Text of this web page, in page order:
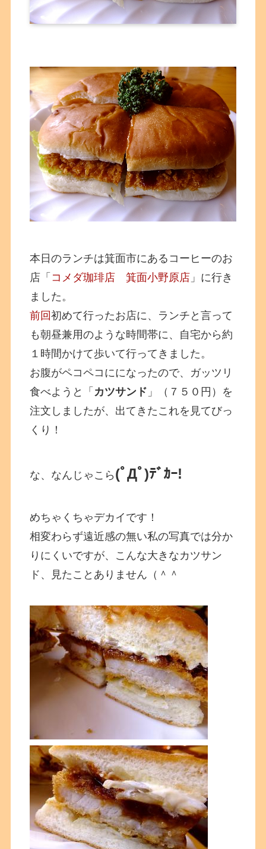
本日のランチは箕面市にあるコーヒーのお
店「 コメダ珈琲店 箕面小野原店 」に行き
ました。
前回初めて行ったお店に、ランチと言って
も朝昼兼用のような時間帯に、自宅から約
１時間かけて歩いて行ってきました。
お腹がペコペコにになったので、ガッツリ
食べようと「 カツサンド 」（７５０円）を
注文しましたが、出てきたこれを見てびっ
くり！
な、なんじゃこら (ﾟДﾟ)ﾃﾞｶｰ!
めちゃくちゃデカイです！
相変わらず遠近感の無い私の写真では分か
りにくいですが、こんな大きなカツサン
ド、見たことありません（＾＾